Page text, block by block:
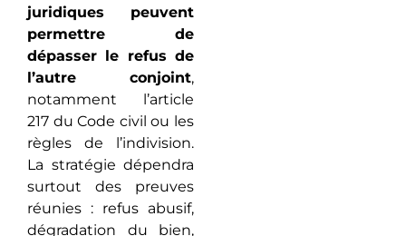
juridiques peuvent
permettre de
dépasser le refus de
l’autre conjoint,
notamment l’article
217 du Code civil ou les
règles de l’indivision.
La stratégie dépendra
surtout des preuves
réunies : refus abusif,
dégradation du bien,